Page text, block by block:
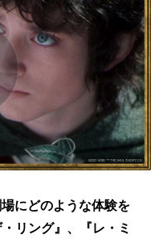
にどのような体験を
リング』、『レ・ミ